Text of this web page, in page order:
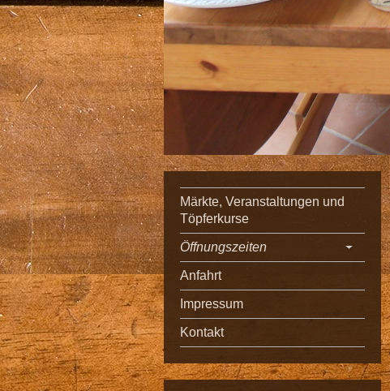
Märkte, Veranstaltungen und
Töpferkurse
Öffnungszeiten
Anfahrt
Impressum
Kontakt